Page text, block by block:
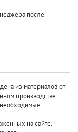
после
из материалов от
производстве
на сайте.